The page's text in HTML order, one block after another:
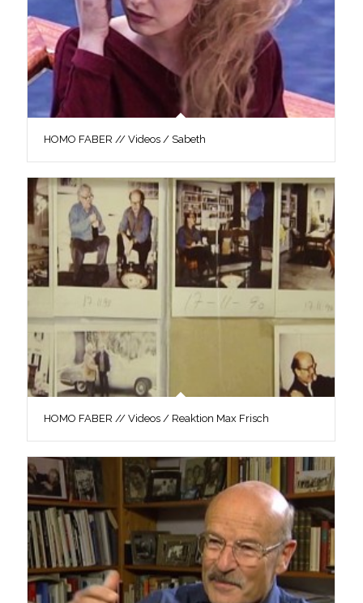
HOMO FABER // Videos / Sabeth
HOMO FABER // Videos / Reaktion Max Frisch